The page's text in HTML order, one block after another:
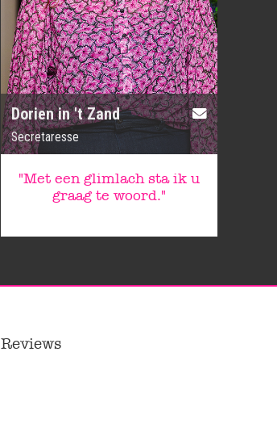
Dorien in 't Zand
Secretaresse
"Met een glimlach sta ik u
graag te woord."
Reviews